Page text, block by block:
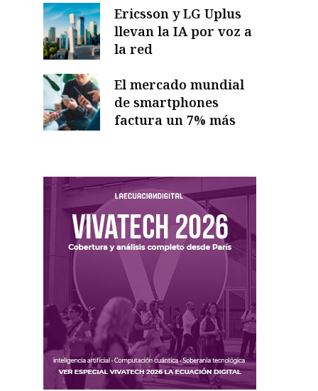
Ericsson y LG Uplus
llevan la IA por voz a
la red
El mercado mundial
de smartphones
factura un 7% más